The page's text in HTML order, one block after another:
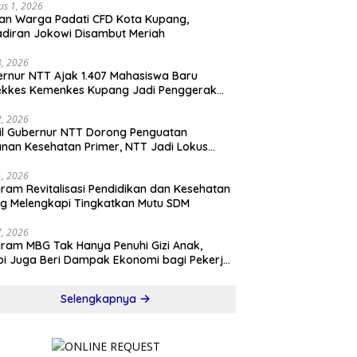
1, 2026
Warga Padati CFD Kota Kupang,
Jokowi Disambut Meriah
2026
NTT Ajak 1.407 Mahasiswa Baru
Kemenkes Kupang Jadi Penggerak
2026
Gubernur NTT Dorong Penguatan
Kesehatan Primer, NTT Jadi Lokus
2026
Revitalisasi Pendidikan dan Kesehatan
Melengkapi Tingkatkan Mutu SDM
2026
MBG Tak Hanya Penuhi Gizi Anak,
Juga Beri Dampak Ekonomi bagi Pekerja
Selengkapnya